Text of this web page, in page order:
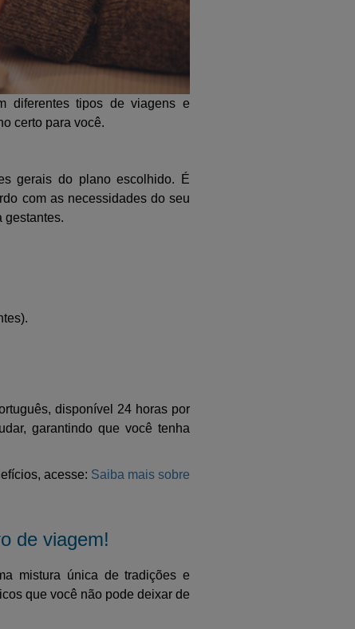
diferentes tipos de viagens e
certo para você.
gerais do plano escolhido. É
com as necessidades do seu
gestantes.
disponível 24 horas por
garantindo que você tenha
acesse: Saiba mais sobre
de viagem!
mistura única de tradições e
que você não pode deixar de